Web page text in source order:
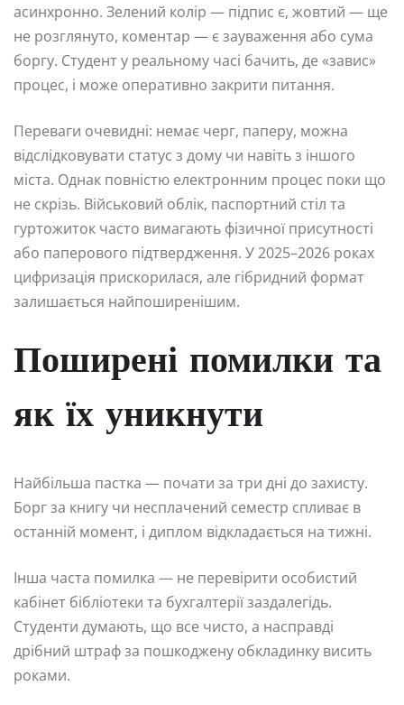
асинхронно. Зелений колір — підпис є, жовтий — ще
не розглянуто, коментар — є зауваження або сума
боргу. Студент у реальному часі бачить, де «завис»
процес, і може оперативно закрити питання.
Переваги очевидні: немає черг, паперу, можна
відслідковувати статус з дому чи навіть з іншого
міста. Однак повністю електронним процес поки що
не скрізь. Військовий облік, паспортний стіл та
гуртожиток часто вимагають фізичної присутності
або паперового підтвердження. У 2025–2026 роках
цифризація прискорилася, але гібридний формат
залишається найпоширенішим.
Поширені помилки та
як їх уникнути
Найбільша пастка — почати за три дні до захисту.
Борг за книгу чи несплачений семестр спливає в
останній момент, і диплом відкладається на тижні.
Інша часта помилка — не перевірити особистий
кабінет бібліотеки та бухгалтерії заздалегідь.
Студенти думають, що все чисто, а насправді
дрібний штраф за пошкоджену обкладинку висить
роками.